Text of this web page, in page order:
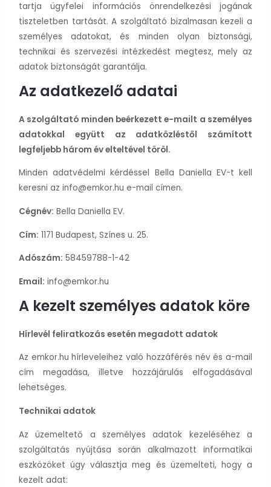
tartja ügyfelei információs önrendelkezési jogának
tiszteletben tartását. A szolgáltató bizalmasan kezeli a
személyes adatokat, és minden olyan biztonsági,
technikai és szervezési intézkedést megtesz, mely az
adatok biztonságát garantálja.
Az adatkezelő adatai
A szolgáltató minden beérkezett e-mailt a személyes
adatokkal együtt az adatközléstől számított
legfeljebb három év elteltével töröl.
Minden adatvédelmi kérdéssel Bella Daniella EV-t kell
keresni az info@emkor.hu e-mail címen.
Cégnév: Bella Daniella EV.
Cím: 1171 Budapest, Színes u. 25.
Adószám: 58459788-1-42
Email: info@emkor.hu
A kezelt személyes adatok köre
Hírlevél feliratkozás esetén megadott adatok
Az emkor.hu hírleveleihez való hozzáférés név és a-mail
cím megadása, illetve hozzájárulás elfogadásával
lehetséges.
Technikai adatok
Az üzemeltető a személyes adatok kezeléséhez a
szolgáltatás nyújtása során alkalmazott informatikai
eszközöket úgy választja meg és üzemelteti, hogy a
kezelt adat: